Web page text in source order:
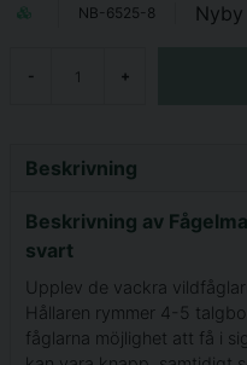
NB-6525-8
- +
Beskrivning
Beskrivning av
svart
Upplev de vackra
Hållaren rymmer 4-5
fåglarna möjlighet att få i